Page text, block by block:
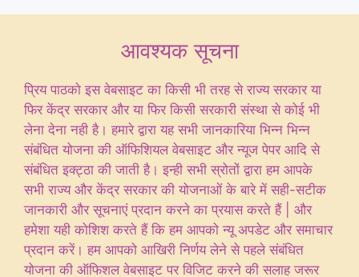
आवश्यक सूचना
प्रिय पाठको इस वेबसाइट का किसी भी तरह से राज्य सरकार या
फिर केंद्र सरकार और या फिर किसी सरकारी संस्था से कोई भी
लेना देना नही है। हमारे द्वारा यह सभी जानकारिया भिन्न भिन्न
संबंधित योजना की ऑफिशियल वेबसाइट और न्यूज पेपर आदि से
संबंधित इक्ट्ठा की जाती है। इन्ही सभी स्रोतों द्वारा हम आपके
सभी राज्य और केंद्र सरकार की योजनाओं के बारे में सही-सटीक
जानकारी और सूचनाएं प्रदान करने का प्रयास करते हैं | और
हमेशा यही कोशिश करते हैं कि हम आपको न्यू अपडेट और समाचार
प्रदान करें। हम आपको आखिरी निर्णय लेने से पहले संबंधित
योजना की ऑफिशल वेबसाइट पर विजिट करने की सलाह जरूर